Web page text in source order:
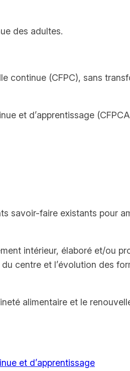
des adultes.
continue (CFPC), sans
et d’apprentissage
savoir-faire existants pour
intérieur, élaboré et/ou
centre et l’évolution des
alimentaire et le
et d’apprentissage